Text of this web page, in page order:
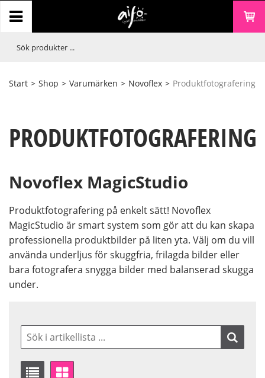
Start > Shop > Varumärken > Novoflex > Produktfotografering
PRODUKTFOTOGRAFERING
Novoflex MagicStudio
Produktfotografering på enkelt sätt! Novoflex
MagicStudio är smart system som gör att du kan skapa
professionella produktbilder på liten yta. Välj om du vill
använda underljus för skuggfria, frilagda bilder eller
bara fotografera snygga bilder med balanserad skugga
under.